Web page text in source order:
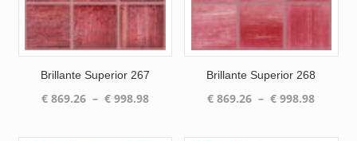
Brillante Superior 267
€869.26 – €998.98Plage
Brillante Superior 268
€ 869.26 – € 998.98Plage